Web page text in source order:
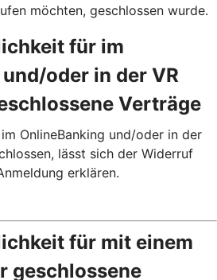
möchten, geschlossen wurde.
für im
oder in der VR
Verträge
OnlineBanking und/oder in der
lässt sich der Widerruf
erklären.
für mit einem
geschlossene